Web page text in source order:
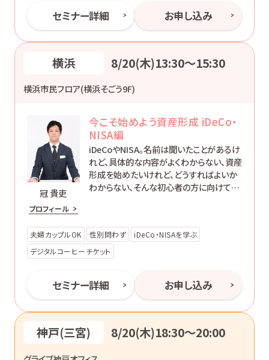
セミナー詳細 お申し込み
横浜 8/20(木)13:30〜15:30
横浜市民フロア(横浜そごう9F)
冠 貴吏
プロフィール
今こそ始めよう資産形成 iDeCo・
NISA編
iDeCoやNISA。名前は聞いたことがあるけ
れど、具体的な内容がよくわからない、資産
形成を始めたいけれど、どうすればよいか
わからない、そんな初心者の方に向けて、
方法をお伝えします。
夫婦カップルOK 性別問わず
iDeCo・NISAを学ぶ
デジタルコーヒーチケット
セミナー詳細 お申し込み
神戸(三宮) 8/20(木)18:30〜20:00